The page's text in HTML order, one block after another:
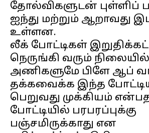
தோல்விகளுடன் புள்ளிப்
ஐந்து மற்றும் ஆறாவது
உள்ளன.
லீக் போட்டிகள்
நெருங்கி வரும்
அணிகளுமே பிளே ஆப்
தக்கவைக்க இந்த
பெறுவது முக்கியம்
போட்டியில் பரபரப்புக்கு
பஞ்சமிருக்காது என